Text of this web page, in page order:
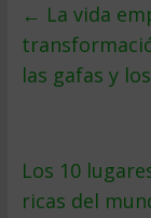
← La vida
las gafas y
Los 10
ricas del